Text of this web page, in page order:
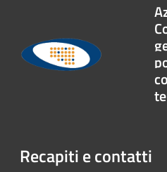
Recapiti e contatti